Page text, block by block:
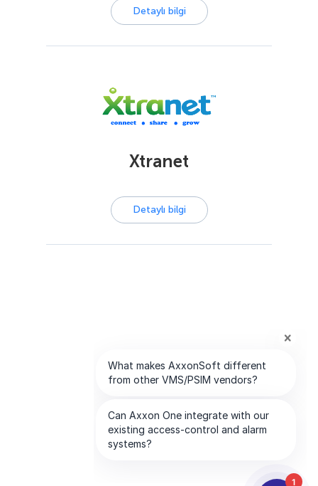
Detaylı bilgi
Xtranet
Detaylı bilgi
1